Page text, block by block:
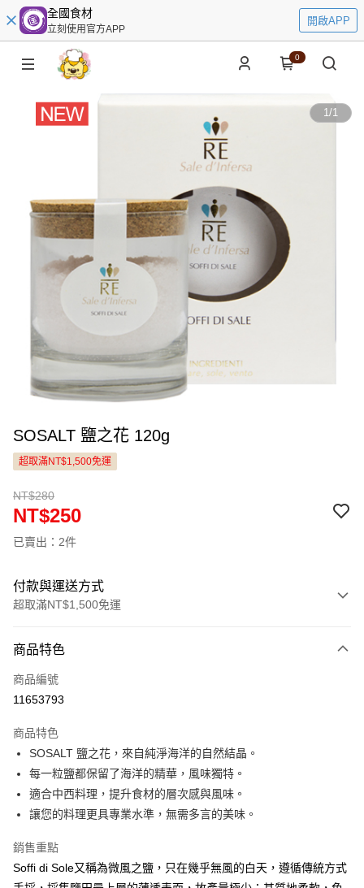
全國食材
立刻使用官方APP
開啟APP
0
1/1
SOSALT 鹽之花 120g
超取滿NT$1,500免運
NT$280
NT$250
已賣出：2件
付款與運送方式
超取滿NT$1,500免運
信用卡一次付款
LINE Pay
悠遊付
Google Pay
全盈+PAY
ATM付款
商品特色
商品編號
11653793
商品特色
SOSALT 鹽之花，來自純淨海洋的自然結晶。
每一粒鹽都保留了海洋的精華，風味獨特。
適合中西料理，提升食材的層次感與風味。
讓您的料理更具專業水準，無需多言的美味。
銷售重點
Soffi di Sole又稱為微風之鹽，只在幾乎無風的白天，遵循傳統方式